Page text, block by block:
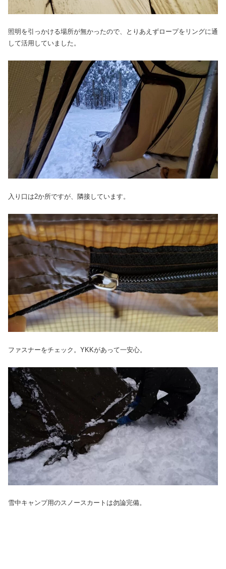
照明を引っかける場所が無かったので、とりあえずロープをリングに通
して活用していました。
入り口は2か所ですが、隣接しています。
ファスナーをチェック。YKKがあって一安心。
雪中キャンプ用のスノースカートは勿論完備。